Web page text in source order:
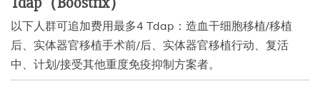
以下人群可追加费用最多4 Tdap：造血干细胞移植/移植
后、实体器官移植手术前/后、实体器官移植行动、复活
中、计划/接受其他重度免疫抑制方案者。